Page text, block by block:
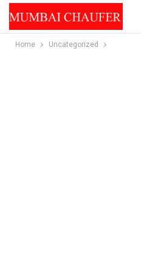
Home Uncategorized